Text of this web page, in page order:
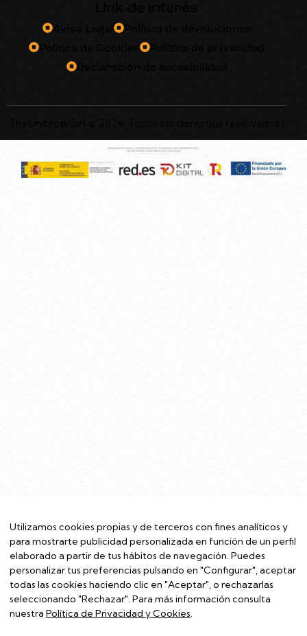
Link de interés
Aviso Legal
Política de devoluciones
Política de Cookies
Política de privacidad
Declaración de accesibilidad
TheUnibrowGirl © 2026. Todos los derechos reservados |
Utilizamos cookies propias y de terceros con fines analíticos y
para mostrarte publicidad personalizada en función de un perfil
elaborado a partir de tus hábitos de navegación. Puedes
personalizar tus preferencias pulsando en "Configurar", aceptar
todas las cookies haciendo clic en "Aceptar", o rechazarlas
seleccionando "Rechazar". Para más información consulta
nuestra Política de Privacidad y Cookies.